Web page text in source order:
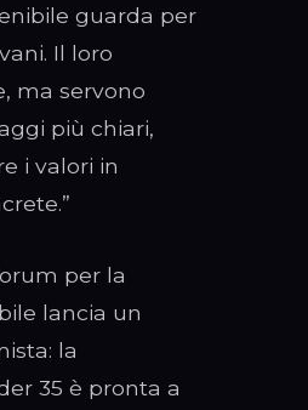
guarda per
Il loro
ma servono
più chiari,
i valori in
per la
lancia un
la
35 è pronta a